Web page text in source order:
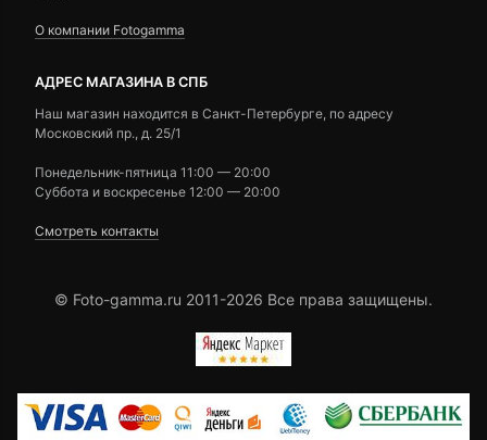
О компании Fotogamma
АДРЕС МАГАЗИНА В СПБ
Наш магазин находится в Санкт-Петербурге, по адресу
Московский пр., д. 25/1
Понедельник-пятница 11:00 — 20:00
Суббота и воскресенье 12:00 — 20:00
Смотреть контакты
© Foto-gamma.ru 2011-2026 Все права защищены.